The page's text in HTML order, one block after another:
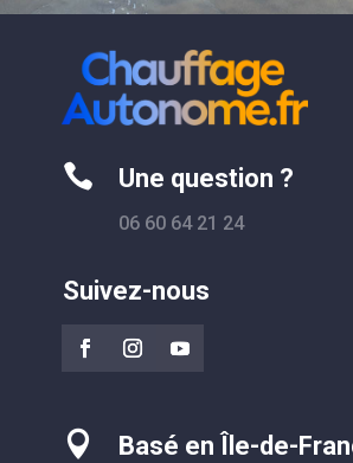
 Une question ?
06 60 64 21 24
Suivez-nous
 Basé en Île-de-